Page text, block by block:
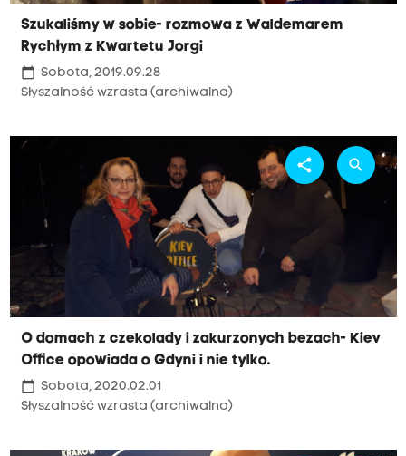
Szukaliśmy w sobie- rozmowa z Waldemarem
Rychłym z Kwartetu Jorgi
calendar_today Sobota, 2019.09.28
Słyszalność wzrasta (archiwalna)
O domach z czekolady i zakurzonych bezach- Kiev
Office opowiada o Gdyni i nie tylko.
calendar_today Sobota, 2020.02.01
Słyszalność wzrasta (archiwalna)
share search